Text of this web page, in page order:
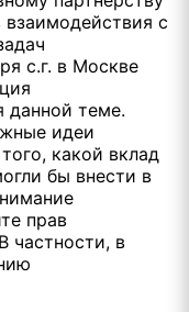
взаимодействия с
с.г. в Москве
данной теме.
идеи
какой вклад
бы внести в
прав
частности, в